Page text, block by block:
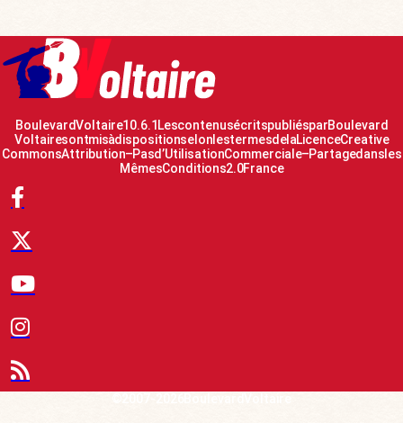
Boulevard Voltaire 10.6.1 Les contenus écrits publiés par Boulevard
Voltaire sont mis à disposition selon les termes de la Licence Creative
Commons Attribution – Pas d’Utilisation Commerciale – Partage dans les
Mêmes Conditions 2.0 France